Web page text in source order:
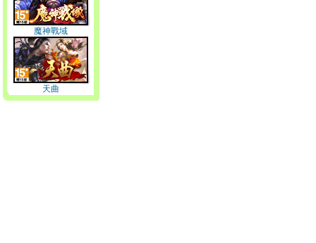
魔神戰域
天曲